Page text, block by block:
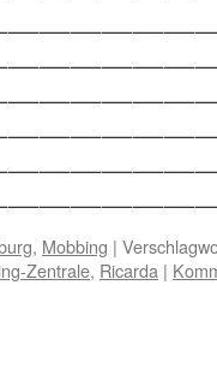
, Mobbing |
Zentrale, Ricarda |